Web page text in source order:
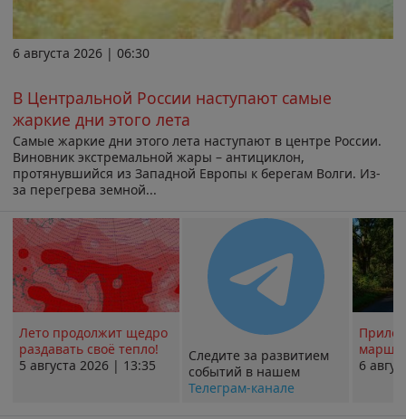
6 августа 2026 | 06:30
В Центральной России наступают самые
жаркие дни этого лета
Самые жаркие дни этого лета наступают в центре России.
Виновник экстремальной жары – антициклон,
протянувшийся из Западной Европы к берегам Волги. Из-
за перегрева земной...
Лето продолжит щедро
раздавать своё тепло!
5 августа 2026 | 13:35
Следите за развитием
событий в нашем
Телеграм-канале
6